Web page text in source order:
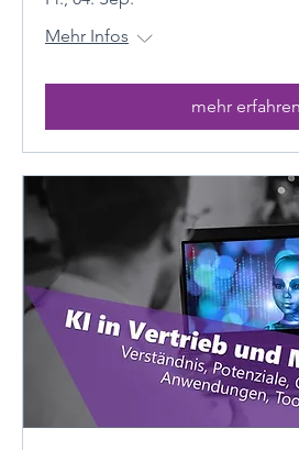
Mehr Infos
mehr erfahren